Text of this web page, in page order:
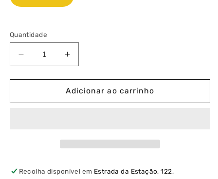
Quantidade
Diminuir
a
quantidade
Espelho
Aumentar
a
quantidade
de
Espelho
Adicionar ao carrinho
Recolha disponível em Estrada da Estação, 122,